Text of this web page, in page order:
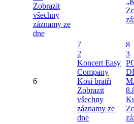
Zobrazit
všechny
záznamy ze
dne
6
7
2
Koncert Easy
Company
Kosí bratři
Zobrazit
všechny
záznamy ze
dne
8
3